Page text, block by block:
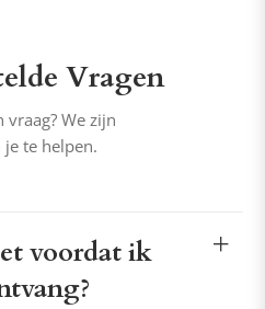
Vragen
vraag? We zijn
te helpen.
voordat ik